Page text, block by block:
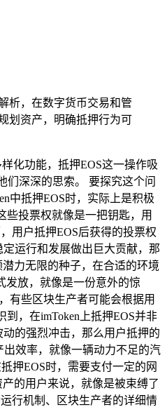
析，在数字货币交易和管
划资产，明确抵押行为可
化功能，抵押EOS这一操作吸
们深深的思索。 要探究这个问
中抵押EOS时，实际上是积极
些投票权就像是一把钥匙，用
用户抵押EOS后获得的投票权
运行和发展做出巨大贡献，那
力无限的种子，在合适的环境
发放，就像是一份意外的惊
有些区块生产者可能会根据用
，在imToken上抵押EOS并非
的强烈冲击，那么用户抵押的
效率，就像一辆动力不足的汽
押EOS时，需要支付一定的网
的用户来说，就像是被束缚了
行机制、区块生产者的详细情